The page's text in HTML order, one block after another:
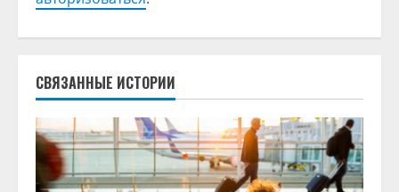
и
т
ь
ч
СВЯЗАННЫЕ ИСТОРИИ